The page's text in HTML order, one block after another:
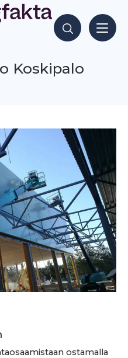
Hae sisältöjä
Koskipalo
ostamalla